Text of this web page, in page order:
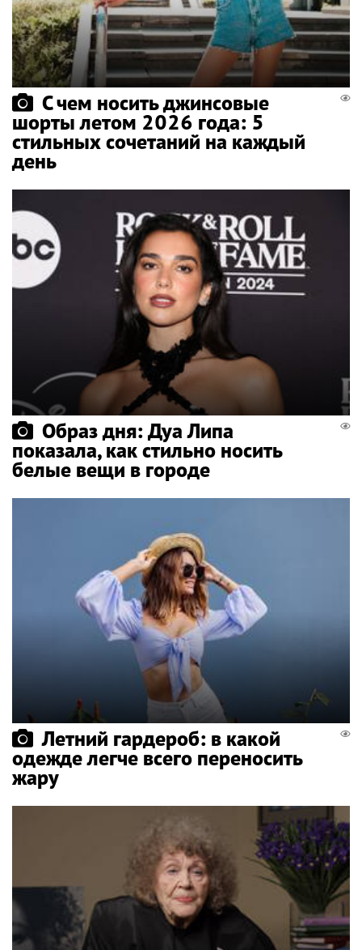
С чем носить джинсовые
шорты летом 2026 года: 5
стильных сочетаний на каждый
день
Образ дня: Дуа Липа
показала, как стильно носить
белые вещи в городе
Летний гардероб: в какой
одежде легче всего переносить
жару